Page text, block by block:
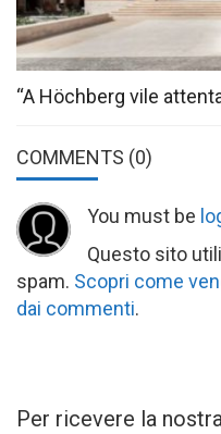
“A Höchberg vile
COMMENTS (0)
You must be
Questo sito
spam. Scopri come
dai commenti.
Per ricevere la